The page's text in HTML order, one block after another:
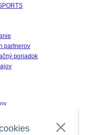
partnerov
poriadok